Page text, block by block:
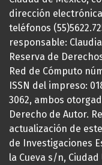
dirección
teléfonos
responsable:
Reserva de
Red de Cómputo
ISSN del impreso:
3062, ambos
Derecho de Autor.
actualización de
de Investigaciones
la Cueva s/n,